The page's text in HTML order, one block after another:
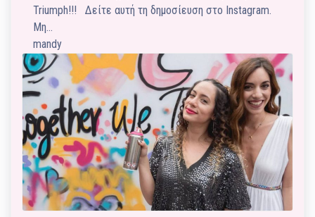
Triumph!!! Δείτε αυτή τη δημοσίευση στο Instagram.
Μη…
mandy